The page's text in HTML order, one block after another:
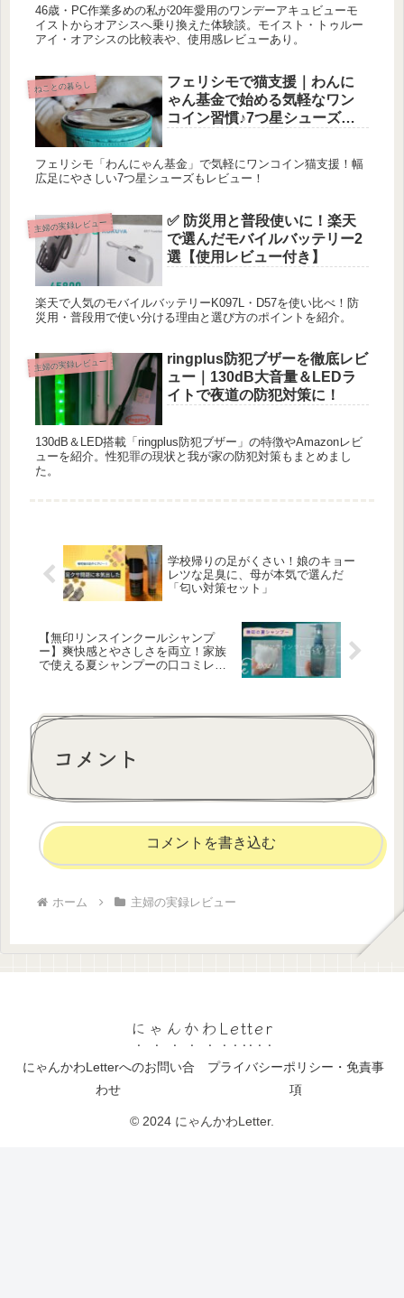
46歳・PC作業多めの私が20年愛用のワンデーアキュビューモ
イストからオアシスへ乗り換えた体験談。モイスト・トゥルー
アイ・オアシスの比較表や、使用感レビューあり。
ねことの暮らし
フェリシモで猫支援｜わんに
ゃん基金で始める気軽なワン
コイン習慣♪7つ星シューズの
フェリシモ「わんにゃん基金」で気軽にワンコイン猫支援！幅
広足にやさしい7つ星シューズもレビュー！
主婦の実録レビュー
✅ 防災用と普段使いに！楽天
で選んだモバイルバッテリー2
選【使用レビュー付き】
楽天で人気のモバイルバッテリーK097L・D57を使い比べ！防
災用・普段用で使い分ける理由と選び方のポイントを紹介。
主婦の実録レビュー
ringplus防犯ブザーを徹底レビ
ュー｜130dB大音量＆LEDラ
イトで夜道の防犯対策に！
130dB＆LED搭載「ringplus防犯ブザー」の特徴やAmazonレビ
ューを紹介。性犯罪の現状と我が家の防犯対策もまとめまし
た。
学校帰りの足がくさい！娘のキョー
レツな足臭に、母が本気で選んだ
「匂い対策セット」
【無印リンスインクールシャンプ
ー】爽快感とやさしさを両立！家族
で使える夏シャンプーの口コミレビ
コメント
コメントを書き込む
ホーム 主婦の実録レビュー
にゃんかわLetter
にゃんかわLetterへのお問い合
わせ
プライバシーポリシー・免責事
項
© 2024 にゃんかわLetter.